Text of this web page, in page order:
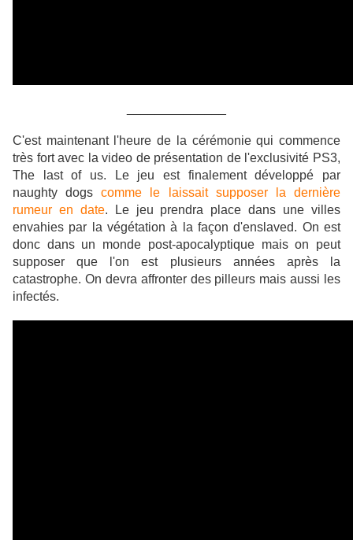
C'est maintenant l'heure de la cérémonie qui commence
très fort avec la video de présentation de l'exclusivité PS3,
The last of us.
Le jeu est finalement développé par
naughty dogscomme le laissait supposer la dernière
rumeur en date.
Le jeu prendra place dans une villes
envahies par la végétation à la façon d'enslaved. On est
donc dans un monde post-apocalyptique mais on peut
supposer que l'on est plusieurs années après la
catastrophe. On devra affronter des pilleurs mais aussi les
infectés.